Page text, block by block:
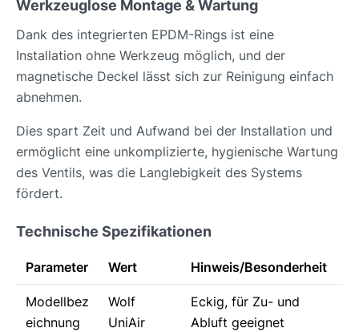
Werkzeuglose Montage & Wartung
Dank des integrierten EPDM-Rings ist eine
Installation ohne Werkzeug möglich, und der
magnetische Deckel lässt sich zur Reinigung einfach
abnehmen.
Dies spart Zeit und Aufwand bei der Installation und
ermöglicht eine unkomplizierte, hygienische Wartung
des Ventils, was die Langlebigkeit des Systems
fördert.
Technische Spezifikationen
Parameter Wert Hinweis/Besonderheit
Modellbez
eichnung
Wolf
UniAir
Eckig, für Zu- und
Abluft geeignet